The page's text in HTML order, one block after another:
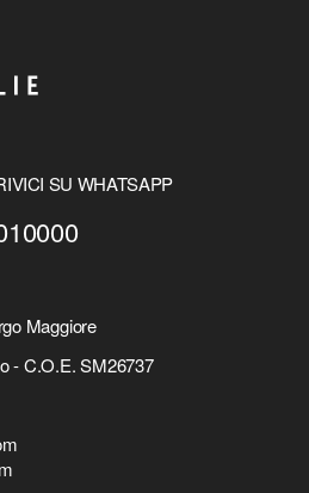
SU WHATSAPP
Maggiore
- C.O.E. SM26737